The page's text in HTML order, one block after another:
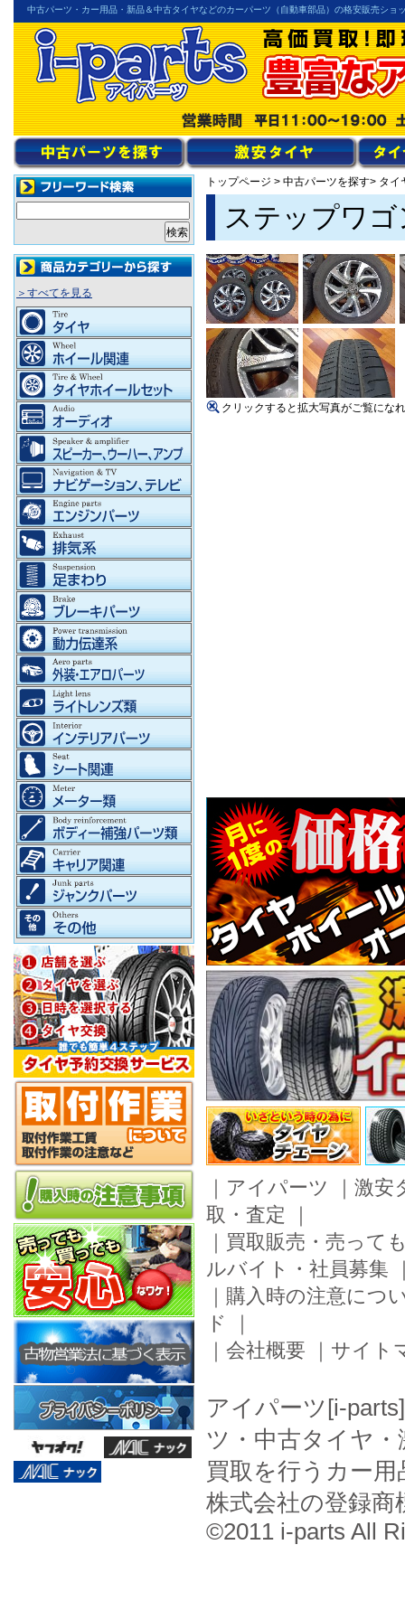
中古パーツ・カー用品・新品＆中古タイヤなどのカーパーツ（自動車部品）の格安販売ショ
トップページ > 中古パーツを探す> タイ
ステップワ
クリックすると拡大写真がご覧にな
｜ アイパーツ ｜ 激安
取・査定 ｜
｜ 買取販売・売って
ルバイト・社員募集
｜ 購入時の注意につ
ド
｜
｜ 会社概要 ｜ サイト
アイパーツ[i-
ツ・中古タイヤ
買取を行うカー
株式会社の登録商
©2011 i-parts All
＞すべてを見る